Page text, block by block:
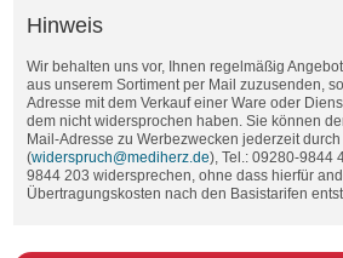
Hinweis
Wir behalten uns vor, Ihnen regelmäßig
aus unserem Sortiment per Mail zuzusenden,
Adresse mit dem Verkauf einer Ware oder
dem nicht widersprochen haben. Sie können
Mail-Adresse zu Werbezwecken jederzeit
(widerspruch@mediherz.de), Tel.: 09280-9844
9844 203 widersprechen, ohne dass hierfür
Übertragungskosten nach den Basistarifen